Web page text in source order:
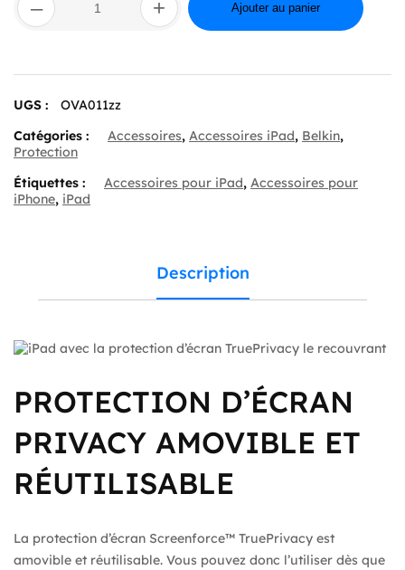
–
de
SCREENFORCE™
Screen
for
Pro
11
+ Ajouter au panier
UGS :
OVA011zz
Catégories :
Accessoires, Accessoires iPad, Belkin,
Protection
Étiquettes :
Accessoires pour iPad, Accessoires pour
iPhone, iPad
Description
PROTECTION D’ÉCRAN
PRIVACY AMOVIBLE ET
RÉUTILISABLE
La protection d’écran Screenforce™ TruePrivacy est
amovible et réutilisable. Vous pouvez donc l’utiliser dès que